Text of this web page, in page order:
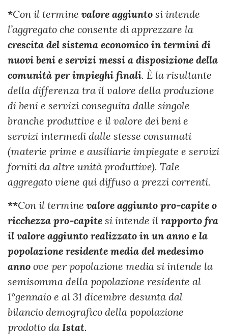
*Con il termine valore aggiunto si intende
l’aggregato che consente di apprezzare la
crescita del sistema economico in termini di
nuovi beni e servizi messi a disposizione della
comunità per impieghi finali. È la risultante
della differenza tra il valore della produzione
di beni e servizi conseguita dalle singole
branche produttive e il valore dei beni e
servizi intermedi dalle stesse consumati
(materie prime e ausiliarie impiegate e servizi
forniti da altre unità produttive). Tale
aggregato viene qui diffuso a prezzi correnti.
**Con il termine valore aggiunto pro-capite o
ricchezza pro-capite si intende il rapporto fra
il valore aggiunto realizzato in un anno e la
popolazione residente media del medesimo
anno ove per popolazione media si intende la
semisomma della popolazione residente al
1°gennaio e al 31 dicembre desunta dal
bilancio demografico della popolazione
prodotto da Istat.